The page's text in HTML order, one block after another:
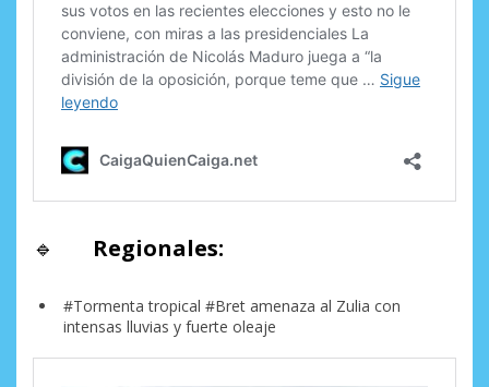
🔹 Regionales:
#Tormenta tropical #Bret amenaza al Zulia con
intensas lluvias y fuerte oleaje